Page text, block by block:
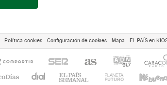
Política cookies Configuración de cookies Mapa EL PAÍS en